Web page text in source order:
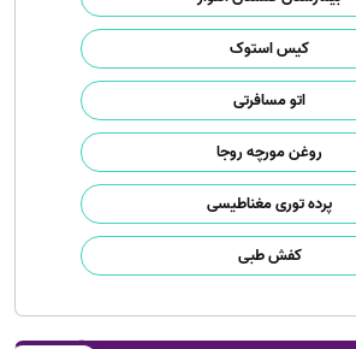
کیس استوک
اتو مسافرتی
روغن مورچه روجا
پرده توری مغناطیسی
کفش طبی